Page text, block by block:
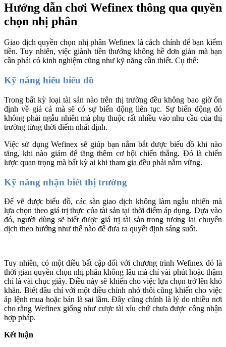
Hướng dẫn chơi Wefinex thông qua quyền
chọn nhị phân
Giao dịch quyền chọn nhị phân Wefinex là cách chính để bạn kiếm
tiền. Tuy nhiên, việc giành tiền thưởng không hề đơn giản mà bạn
cần phải có kinh nghiệm cũng như kỹ năng cần thiết. Cụ thể:
Kỹ năng hiểu biểu đồ
Trong bất kỳ loại tài sản nào trên thị trường đều không bao giờ ổn
định về giá cả mà sẽ có sự biến động liên tục. Sự biến động đó
không phải ngẫu nhiên mà phụ thuộc rất nhiều vào nhu cầu của thị
trường từng thời điểm nhất định.
Việc sử dụng Wefinex sẽ giúp bạn nắm bắt được biểu đồ khi nào
tăng, khi nào giảm để tăng thêm cơ hội chiến thắng. Đó là chiến
lược quan trọng mà bất kỳ ai khi tham gia đều phải nắm vững.
Kỹ năng nhận biết thị trường
Để vẽ được biểu đồ, các sàn giao dịch không làm ngẫu nhiên mà
lựa chọn theo giá trị thực của tài sản tại thời điểm áp dụng. Dựa vào
đó, người dùng sẽ biết được giá trị tài sản trong tương lai chuyển
dịch theo hướng như thế nào để đưa ra quyết định sáng suốt.
Tuy nhiên, có một điều bất cập đối với chương trình Wefinex đó là
thời gian quyền chọn nhị phân không lâu mà chỉ vài phút hoặc thậm
chí là vài chục giây. Điều này sẽ khiến cho việc lựa chọn trở lên khó
khăn. Biết đâu chỉ với một điều chỉnh nhỏ thôi cũng khiến cho việc
áp lệnh mua hoặc bán là sai lầm. Đây cũng chính là lý do nhiều nơi
cho rằng Wefinex giống như cược tài xỉu chứ chưa được công nhận
hợp pháp.
Kết luận